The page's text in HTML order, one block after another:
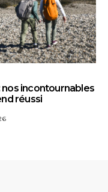
nos incontournables
réussi